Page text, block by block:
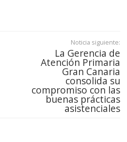
Noticia siguiente:
La Gerencia de
Atención Primaria
Gran Canaria
consolida su
compromiso con las
buenas prácticas
asistenciales